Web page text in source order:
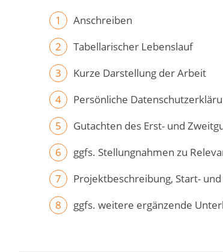
Anschreiben
Tabellarischer Lebenslauf
Kurze Darstellung der Arbeit
Persönliche
Gutachten des Erst- und
ggfs. Stellungnahmen zu
Projektbeschreibung, Start-
ggfs. weitere ergänzende